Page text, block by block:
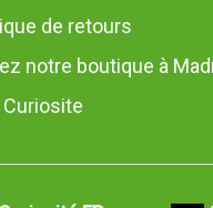
de retours
notre boutique à
Curiosite